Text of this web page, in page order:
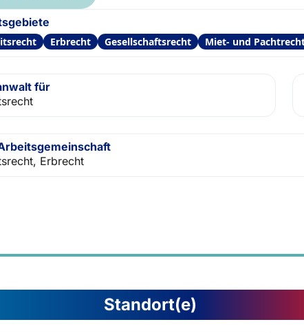
Erbrecht Gesellschaftsrecht Miet- und
für
Erbrecht
Standort(e)